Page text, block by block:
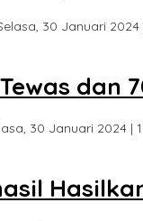
30 Januari 2024
dan
30 Januari 2024 |